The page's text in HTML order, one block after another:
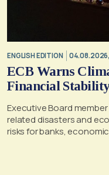
ENGLISH EDITION
ECB Warns
Financial
Executive Board
related disasters and
risks for banks,